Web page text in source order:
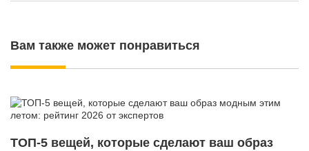
Вам также может понравиться
ТОП-5 вещей, которые сделают ваш образ